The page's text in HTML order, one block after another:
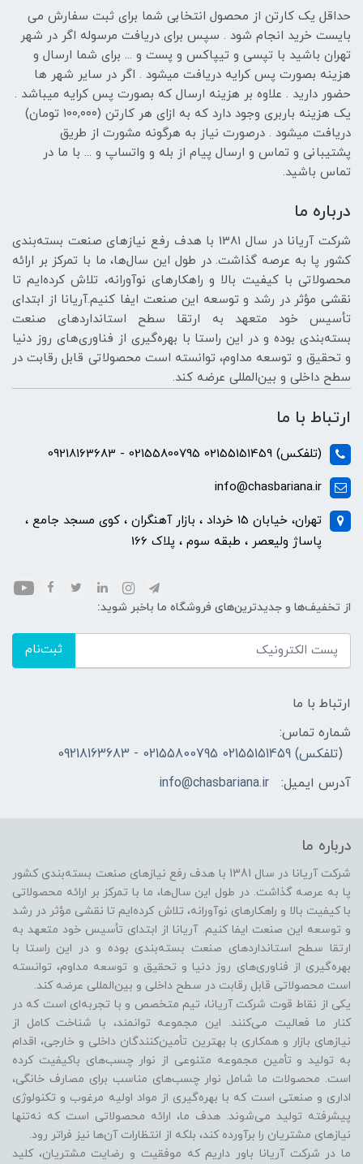
حداقل یک کارتن از محصول انتخابی شما برای ثبت سفارش می
بایست خرید انجام شود . سپس برای دریافت مرسوله اگر در شهر
تهران باشید با تپسی و تیپاکس و پست و ... برای شما ارسال و
هزینه بصورت پس کرایه دریافت میشود . اگر در سایر شهر ها
حضور دارید . علاوه بر هزینه ارسال که بصورت پس کرایه میباشد .
یک هزینه باربری وجود دارد که به ازای هر کارتن (100,۰۰۰ تومان)
دریافت میشود . درصورت نیاز به هرگونه مشورت از طریق
پشتیبانی و تماس و ارسال پیام از بله و واتساپ و ... با ما در
تماس باشید.
درباره ما
شرکت آریانا در سال 1381 با هدف رفع نیازهای صنعت بسته‌بندی
کشور پا به عرصه گذاشت. در طول این سال‌ها، ما با تمرکز بر ارائه
محصولاتی با کیفیت بالا و راهکارهای نوآورانه، تلاش کرده‌ایم تا
نقشی مؤثر در رشد و توسعه این صنعت ایفا کنیم.آریانا از ابتدای
تأسیس خود متعهد به ارتقا سطح استانداردهای صنعت
بسته‌بندی بوده و در این راستا با بهره‌گیری از فناوری‌های روز دنیا
و تحقیق و توسعه مداوم، توانسته است محصولاتی قابل رقابت در
سطح داخلی و بین‌المللی عرضه کند.
ارتباط با ما
(تلفکس) 02155151459 02155800795 - 09218163683
info@chasbariana.ir
تهران، خیابان 15 خرداد ، بازار آهنگران ، کوی مسجد جامع ،
پاساژ ولیعصر ، طبقه سوم ، پلاک 166
از تخفیف‌ها و جدیدترین‌های فروشگاه ما باخبر شوید:
ثبت‌نام
ارتباط با ما
شماره تماس:
(تلفکس) 02155151459 02155800795 - 09218163683
آدرس ایمیل:
info@chasbariana.ir
درباره ما
شرکت آریانا در سال 1381 با هدف رفع نیازهای صنعت بسته‌بندی کشور
پا به عرصه گذاشت. در طول این سال‌ها، ما با تمرکز بر ارائه محصولاتی
با کیفیت بالا و راهکارهای نوآورانه، تلاش کرده‌ایم تا نقشی مؤثر در رشد
و توسعه این صنعت ایفا کنیم. آریانا از ابتدای تأسیس خود متعهد به
ارتقا سطح استانداردهای صنعت بسته‌بندی بوده و در این راستا با
بهره‌گیری از فناوری‌های روز دنیا و تحقیق و توسعه مداوم، توانسته
است محصولاتی قابل رقابت در سطح داخلی و بین‌المللی عرضه کند.
یکی از نقاط قوت شرکت آریانا، تیم متخصص و با تجربه‌ای است که در
کنار ما فعالیت می‌کنند. این مجموعه توانمند، با شناخت کامل از
نیازهای بازار و همکاری با بهترین تأمین‌کنندگان داخلی و خارجی، اقدام
به تولید و تأمین مجموعه متنوعی از نوار چسب‌های باکیفیت کرده
است. محصولات ما شامل نوار چسب‌های مناسب برای مصارف خانگی،
اداری و صنعتی است که با بهره‌گیری از مواد اولیه مرغوب و تکنولوژی
پیشرفته تولید می‌شوند. هدف ما، ارائه محصولاتی است که نه‌تنها
نیازهای مشتریان را برآورده کند، بلکه از انتظارات آن‌ها نیز فراتر رود.
ما در شرکت آریانا باور داریم که موفقیت و رضایت مشتریان، کلید